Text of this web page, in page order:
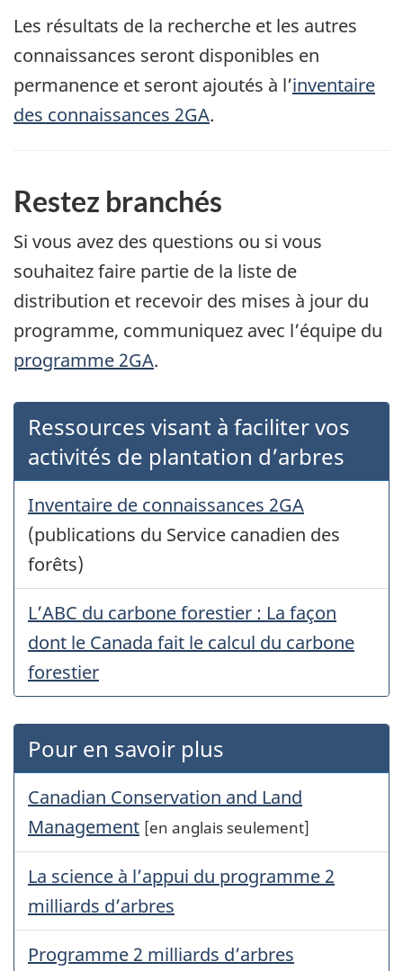
Les résultats de la recherche et les autres
connaissances seront disponibles en
permanence et seront ajoutés à l’inventaire
des connaissances 2GA.
Restez branchés
Si vous avez des questions ou si vous
souhaitez faire partie de la liste de
distribution et recevoir des mises à jour du
programme, communiquez avec l’équipe du
programme 2GA.
Ressources visant à faciliter vos
activités de plantation d’arbres
Inventaire de connaissances 2GA
(publications du Service canadien des
forêts)
L’ABC du carbone forestier : La façon
dont le Canada fait le calcul du carbone
forestier
Pour en savoir plus
Canadian Conservation and Land
Management [en anglais seulement]
La science à l’appui du programme 2
milliards d’arbres
Programme 2 milliards d’arbres